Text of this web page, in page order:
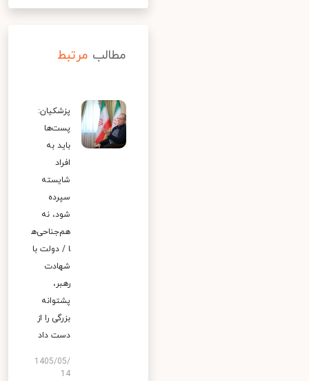
مطالب مرتبط
پزشکیان:
پست‌ها
باید به
افراد
شایسته
سپرده
شود، نه
هم‌جناحی‌ه
ا / دولت با
شهادت
رهبر،
پشتوانه
بزرگی را از
دست داد
1405/05/
14